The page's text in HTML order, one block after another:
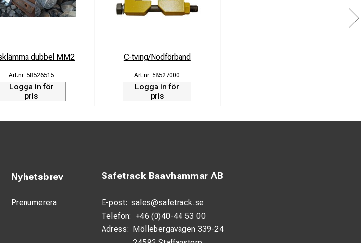
dubbel MM2
58526515
Logga in för
pris
C-tving/Nödförband
58527000
Logga in för
pris
Nyhetsbrev
Prenumerera
Safetrack Baavhammar AB
E-post: sales@safetrack.se
Telefon: +46 (0)40-44 53 00
Adress:
Möllebergavägen 339-24